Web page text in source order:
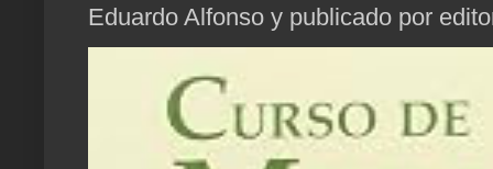
Eduardo Alfonso y publicado por